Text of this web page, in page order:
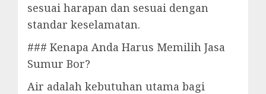
sesuai harapan dan sesuai dengan
standar keselamatan.
### Kenapa Anda Harus Memilih Jasa
Sumur Bor?
Air adalah kebutuhan utama bagi